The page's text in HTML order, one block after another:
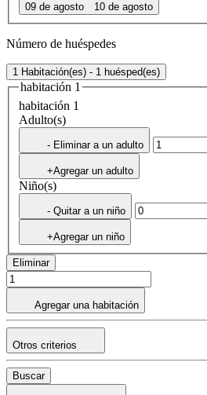
09 de agosto 10 de agosto
Número de huéspedes
1 Habitación(es) - 1 huésped(es)
habitación 1
habitación 1
Adulto(s)
- Eliminar a un adulto
+Agregar un adulto
Niño(s)
- Quitar a un niño
+Agregar un niño
Eliminar
Agregar una habitación
Otros criterios
Buscar